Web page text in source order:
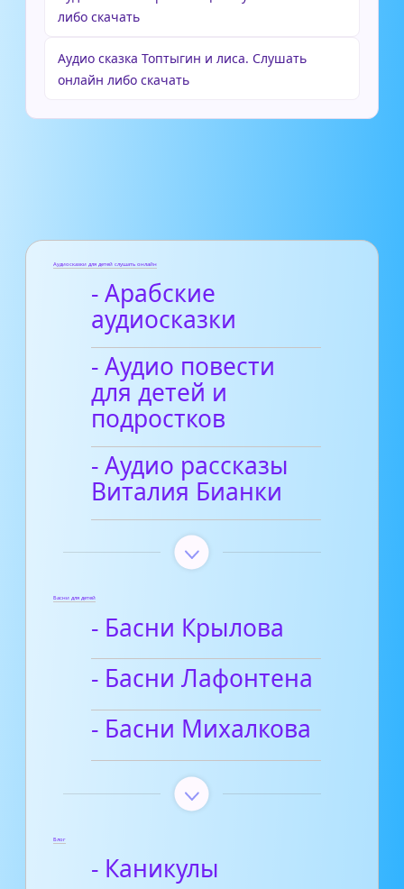
либо скачать
Аудио сказка Топтыгин и лиса. Слушать
онлайн либо скачать
Аудиосказки для детей слушать онлайн
- Арабские
аудиосказки
- Аудио повести
для детей и
подростков
- Аудио рассказы
Виталия Бианки
Басни для детей
- Басни Крылова
- Басни Лафонтена
- Басни Михалкова
Блог
- Каникулы